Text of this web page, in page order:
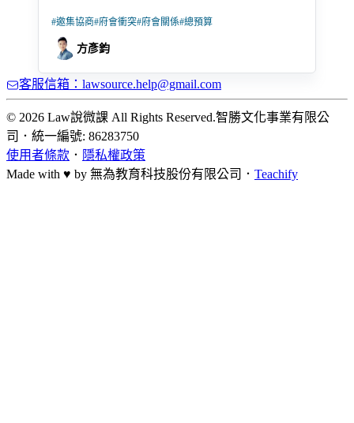
#邀集協商#府會衝突#府會關係#總預算
方彥鈞
客服信箱：lawsource.help@gmail.com
© 2026 Law說微課 All Rights Reserved.智勝文化事業有限公
司 ． 統一編號: 86283750
使用者條款 ． 隱私權政策
Made with ♥ by 無為教育科技股份有限公司． Teachify